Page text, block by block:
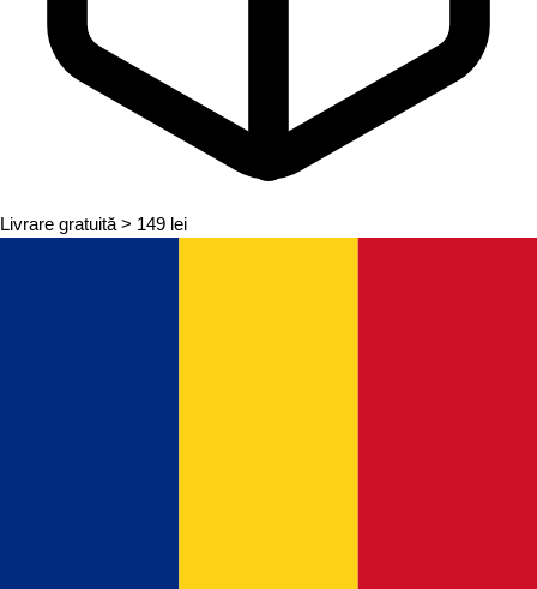
Livrare gratuită > 149 lei